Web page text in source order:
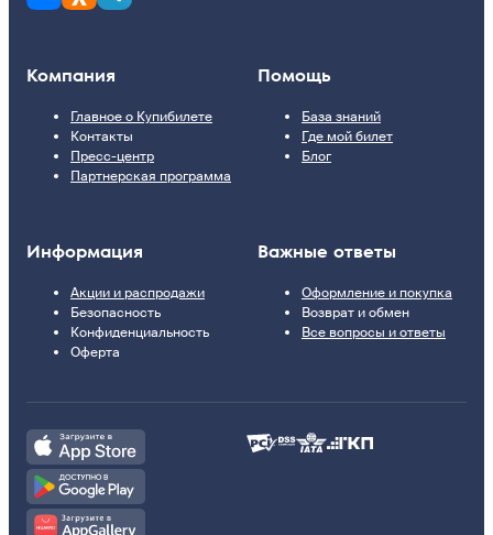
Компания
Главное о Купибилете
Контакты
Пресс-центр
Партнерская программа
Помощь
База знаний
Где мой билет
Блог
Информация
Акции и распродажи
Безопасность
Конфиденциальность
Оферта
Важные ответы
Оформление и покупка
Возврат и обмен
Все вопросы и ответы